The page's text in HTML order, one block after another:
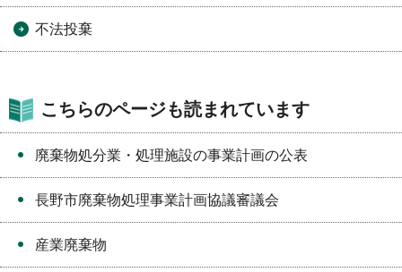
不法投棄
こちらのページも読まれています
廃棄物処分業・処理施設の事業計画の公表
長野市廃棄物処理事業計画協議審議会
産業廃棄物